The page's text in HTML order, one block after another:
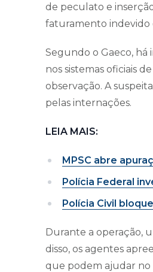
de peculato e
faturamento indevido
Segundo o Gaeco,
nos sistemas oficiais
observação. A
pelas internações.
LEIA MAIS:
MPSC abre
Polícia Federal
Polícia Civil
Durante a operação,
disso, os agentes
que podem ajudar no